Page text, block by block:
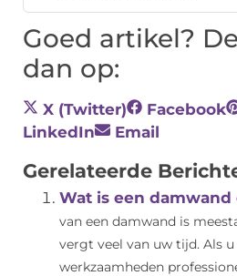
Goed artikel?
dan op:
X (Twitter) Facebook
LinkedIn
Email
Gerelateerde
Wat is een damwand
van een damwand is
vergt veel van uw tijd. Als
werkzaamheden